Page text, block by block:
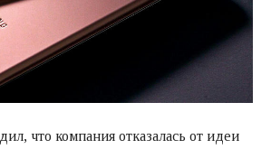
что компания отказалась от идеи